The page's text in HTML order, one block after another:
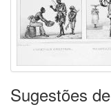
Sugestões